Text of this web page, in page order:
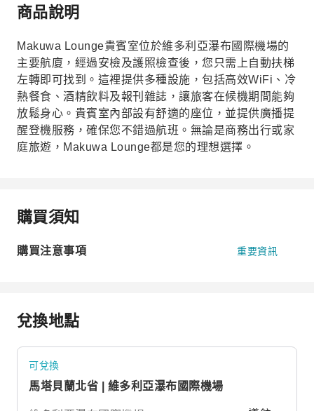
商品說明
Makuwa Lounge貴賓室位於維多利亞瀑布國際機場的
主要航廈，經過安檢及護照檢查後，您只需上自動扶梯
左轉即可找到。這裡提供多種設施，包括高效WiFi、冷
熱餐食、酒精飲料及報刊雜誌，讓旅客在候機期間能夠
放鬆身心。貴賓室內部設有舒適的座位，並提供廣播提
醒登機服務，確保您不錯過航班。無論是商務出行或家
庭旅遊，Makuwa Lounge都是您的理想選擇。
購買須知
購買注意事項 重要資訊
兌換地點
可兌換
馬塔貝蘭北省 | 維多利亞瀑布國際機場